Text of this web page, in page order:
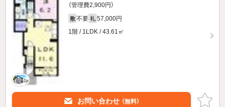
（管理費2,900円）
敷 不要 礼 57,000円
1階 / 1LDK / 43.61㎡
お問い合わせ （無料）